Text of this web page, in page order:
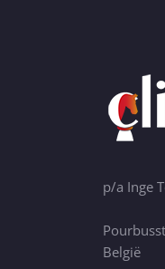
p/a Inge
België